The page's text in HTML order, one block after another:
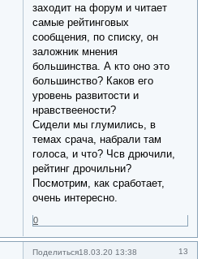
заходит на форум и читает
самые рейтинговых
сообщения, по списку, он
заложник мнения
большинства. А кто оно это
большинство? Каков его
уровень развитости и
нравствеености?
Сидели мы глумились, в
темах срача, набрали там
голоса, и что? Чсв дрючили,
рейтинг дрочильни?
Посмотрим, как сработает,
очень интересно.
0
Поделиться 13
18.03.20 13:38